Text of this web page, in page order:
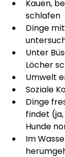
Kauen,
schlafen
Dinge
Unter
Löcher
Umwelt
Soziale
Dinge
findet
Hunde
Im